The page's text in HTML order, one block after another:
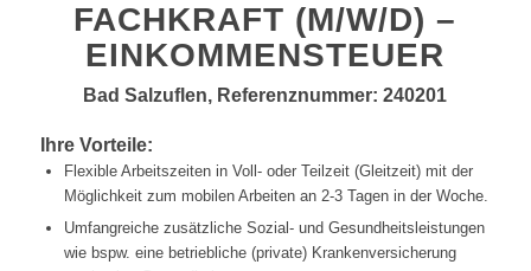
FACHKRAFT (M/W/D) –
EINKOMMENSTEUER
Bad Salzuflen, Referenznummer: 240201
Ihre Vorteile:
Flexible Arbeitszeiten in Voll- oder Teilzeit (Gleitzeit) mit der
Möglichkeit zum mobilen Arbeiten an 2-3 Tagen in der Woche.
Umfangreiche zusätzliche Sozial- und Gesundheitsleistungen
wie bspw. eine betriebliche (private) Krankenversicherung